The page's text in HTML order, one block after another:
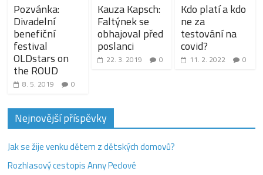
Pozvánka:
Divadelní
benefiční
festival
OLDstars on
the ROUD
8. 5. 2019 0
Kauza Kapsch:
Faltýnek se
obhajoval před
poslanci
22. 3. 2019 0
Kdo platí a kdo
ne za
testování na
covid?
11. 2. 2022 0
Nejnovější příspěvky
Jak se žije venku dětem z dětských domovů?
Rozhlasový cestopis Anny Peclové